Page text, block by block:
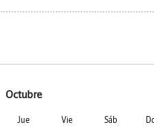
Octubre
Jue Vie Sáb